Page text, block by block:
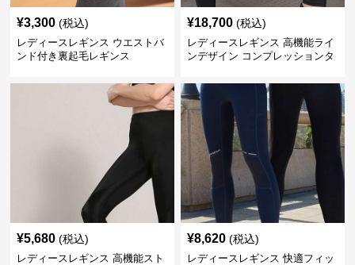
¥3,300 (税込)
レディースレギンス ウエストバ
ンド付き裏起毛レギンス
¥18,700 (税込)
レディースレギンス 高機能ライ
ンデザイン コンプレッションタ
¥5,680 (税込)
レディースレギンス 高機能スト
¥8,620 (税込)
レディースレギンス 快適フィッ